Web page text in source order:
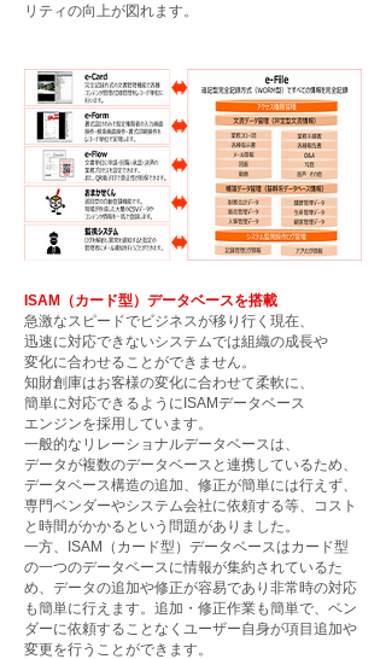
リティの向上が図れます。
ISAM（カード型）データベースを搭載
急激なスピードでビジネスが移り行く現在、
迅速に対応できないシステムでは組織の成長や
変化に合わせることができません。
知財創庫はお客様の変化に合わせて柔軟に、
簡単に対応できるようにISAMデータベース
エンジンを採用しています。
一般的なリレーショナルデータベースは、
データが複数のデータベースと連携しているため、
データベース構造の追加、修正が簡単には行えず、
専門ベンダーやシステム会社に依頼する等、 コスト
と時間がかかるという問題がありました。
一方、ISAM（カード型）データベースはカード型
の一つのデータベースに情報が集約されているた
め、データの追加や修正が容易であり非常時の対応
も簡単に行えます。追加・修正作業も簡単で、 ベン
ダーに依頼することなくユーザー自身が項目追加や
変更を行うことができます。